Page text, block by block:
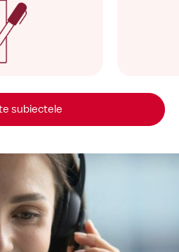
subiectele